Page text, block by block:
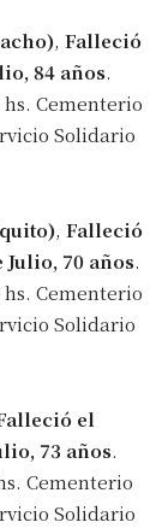
, Falleció
84 años.
hs. Cementerio
Solidario
, Falleció
70 años.
hs. Cementerio
Solidario
el
73 años.
Cementerio
Solidario